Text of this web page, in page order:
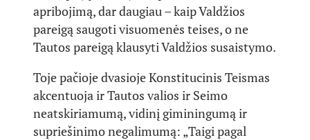
apribojimą, dar daugiau – kaip Valdžios
pareigą saugoti visuomenės teises, o ne
Tautos pareigą klausyti Valdžios susaistymo.
Toje pačioje dvasioje Konstitucinis Teismas
akcentuoja ir Tautos valios ir Seimo
neatskiriamumą, vidinį giminingumą ir
supriešinimo negalimumą: „Taigi pagal